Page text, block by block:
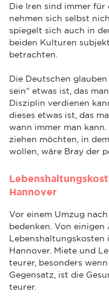
Die Iren sind immer
nehmen sich selbst
spiegelt sich auch in
beiden Kulturen
betrachten.
Die Deutschen
sein“ etwas ist, das
Disziplin verdienen
dieses etwas ist, das
wann immer man
ziehen möchten, in
wollen, wäre Bray der
Hannover
Vor einem Umzug
bedenken. Von einigen
Lebenshaltungskosten
Hannover. Miete und
teurer, besonders
Gegensatz, ist die
teurer.